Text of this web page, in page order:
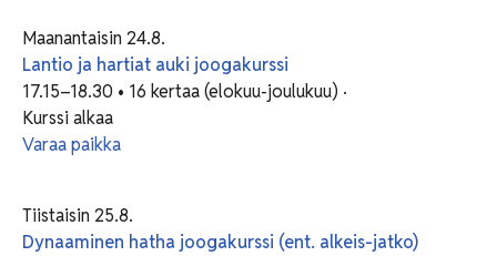
Maanantaisin 24.8.
Lantio ja hartiat auki joogakurssi
17.15–18.30 • 16 kertaa (elokuu-joulukuu) ·
Kurssi alkaa
Varaa paikka
Tiistaisin 25.8.
Dynaaminen hatha joogakurssi (ent. alkeis-jatko)